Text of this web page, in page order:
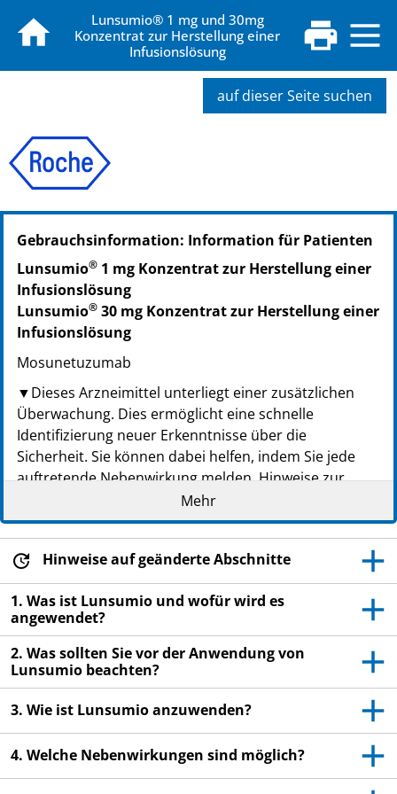
Lunsumio® 1 mg und 30mg
Konzentrat zur Herstellung einer
Infusionslösung
auf dieser Seite suchen
PZN: 17611593
PPN: 111761159385
NTIN: 04150176115933
Gebrauchsinformation: Information für Patienten
Lunsumio® 1 mg Konzentrat zur Herstellung einer
Infusionslösung
Lunsumio® 30 mg Konzentrat zur Herstellung einer
Infusionslösung
Mosunetuzumab
▼Dieses Arzneimittel unterliegt einer zusätzlichen
Überwachung. Dies ermöglicht eine schnelle
Identifizierung neuer Erkenntnisse über die
Sicherheit. Sie können dabei helfen, indem Sie jede
auftretende Nebenwirkung melden. Hinweise zur
Meldung von Nebenwirkungen, siehe Ende Abschnitt
4.
Lesen Sie die gesamte Packungsbeilage sorgfältig
durch, bevor Sie mit der Anwendung dieses
Arzneimittels beginnen, denn sie enthält wichtige
Informationen.
Heben Sie die Packungsbeilage auf. Vielleicht
möchten Sie diese später nochmals lesen.
Wenn Sie weitere Fragen haben, wenden Sie sich
an Ihren Arzt, Apotheker oder das medizinische
Fachpersonal.
Wenn Sie Nebenwirkungen bemerken, wenden Sie
sich an Ihren Arzt, Apotheker oder das
Mehr
Hinweise auf geänderte Abschnitte
1. Was ist Lunsumio und wofür wird es
angewendet?
2. Was sollten Sie vor der Anwendung von
Lunsumio beachten?
3. Wie ist Lunsumio anzuwenden?
4. Welche Nebenwirkungen sind möglich?